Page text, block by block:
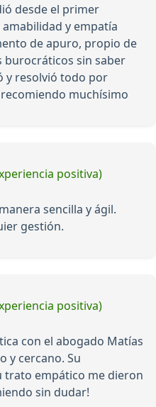
desde el primer
y empatía
de apuro, propio de
burocráticos sin saber
y resolvió todo por
muchísimo
positiva)
sencilla y ágil.
gestión.
positiva)
con el abogado Matías
y cercano. Su
empático me dieron
sin dudar!